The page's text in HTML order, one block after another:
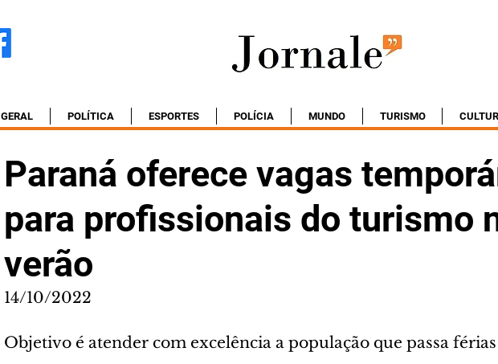
GERAL POLÍTICA ESPORTES POLÍCIA MUNDO TURISMO
Paraná oferece vagas
para profissionais do turismo
verão
14/10/2022
Objetivo é atender com excelência a população que passa